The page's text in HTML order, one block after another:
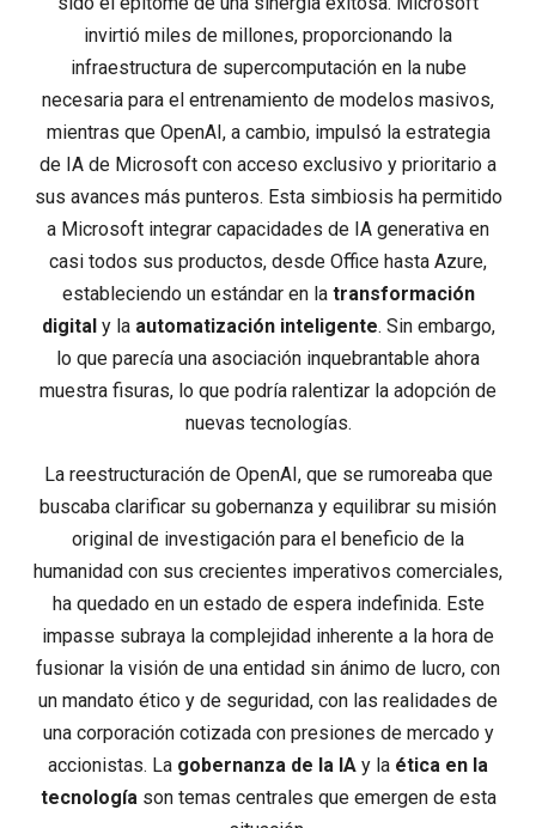
invirtió miles de millones, proporcionando la
infraestructura de supercomputación en la nube
necesaria para el entrenamiento de modelos masivos,
mientras que OpenAI, a cambio, impulsó la estrategia
de IA de Microsoft con acceso exclusivo y prioritario a
sus avances más punteros. Esta simbiosis ha permitido
a Microsoft integrar capacidades de IA generativa en
casi todos sus productos, desde Office hasta Azure,
estableciendo un estándar en la transformación
digital y la automatización inteligente. Sin embargo,
lo que parecía una asociación inquebrantable ahora
muestra fisuras, lo que podría ralentizar la adopción de
nuevas tecnologías.
La reestructuración de OpenAI, que se rumoreaba que
buscaba clarificar su gobernanza y equilibrar su misión
original de investigación para el beneficio de la
humanidad con sus crecientes imperativos comerciales,
ha quedado en un estado de espera indefinida. Este
impasse subraya la complejidad inherente a la hora de
fusionar la visión de una entidad sin ánimo de lucro, con
un mandato ético y de seguridad, con las realidades de
una corporación cotizada con presiones de mercado y
accionistas. La gobernanza de la IA y la ética en la
tecnologíason temas centrales que emergen de esta